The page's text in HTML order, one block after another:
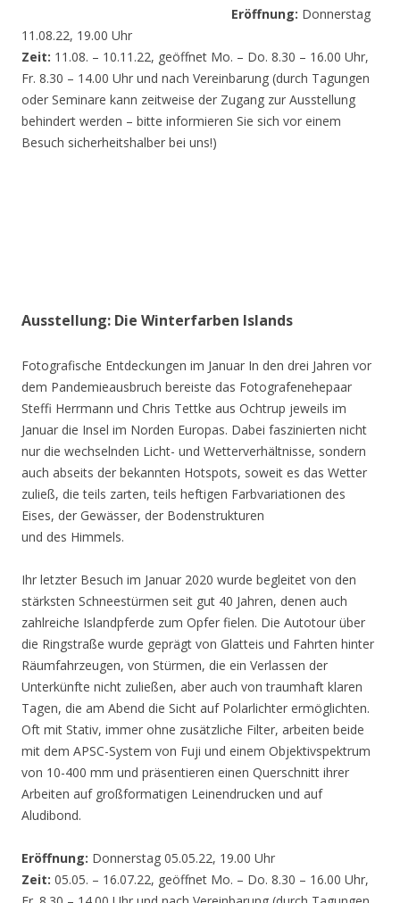
Eröffnung: Donnerstag
11.08.22, 19.00 Uhr
Zeit: 11.08. – 10.11.22, geöffnet Mo. – Do. 8.30 – 16.00 Uhr,
Fr. 8.30 – 14.00 Uhr und nach Vereinbarung (durch Tagungen
oder Seminare kann zeitweise der Zugang zur Ausstellung
behindert werden – bitte informieren Sie sich vor einem
Besuch sicherheitshalber bei uns!)
Ausstellung: Die Winterfarben Islands
Fotografische Entdeckungen im Januar In den drei Jahren vor
dem Pandemieausbruch bereiste das Fotografenehepaar
Steffi Herrmann und Chris Tettke aus Ochtrup jeweils im
Januar die Insel im Norden Europas. Dabei faszinierten nicht
nur die wechselnden Licht- und Wetterverhältnisse, sondern
auch abseits der bekannten Hotspots, soweit es das Wetter
zuließ, die teils zarten, teils heftigen Farbvariationen des
Eises, der Gewässer, der Bodenstrukturen
und des Himmels.
Ihr letzter Besuch im Januar 2020 wurde begleitet von den
stärksten Schneestürmen seit gut 40 Jahren, denen auch
zahlreiche Islandpferde zum Opfer fielen. Die Autotour über
die Ringstraße wurde geprägt von Glatteis und Fahrten hinter
Räumfahrzeugen, von Stürmen, die ein Verlassen der
Unterkünfte nicht zuließen, aber auch von traumhaft klaren
Tagen, die am Abend die Sicht auf Polarlichter ermöglichten.
Oft mit Stativ, immer ohne zusätzliche Filter, arbeiten beide
mit dem APSC-System von Fuji und einem Objektivspektrum
von 10-400 mm und präsentieren einen Querschnitt ihrer
Arbeiten auf großformatigen Leinendrucken und auf
Aludibond.
Eröffnung: Donnerstag 05.05.22, 19.00 Uhr
Zeit: 05.05. – 16.07.22, geöffnet Mo. – Do. 8.30 – 16.00 Uhr,